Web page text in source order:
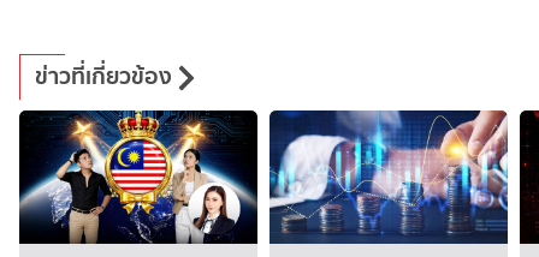
ข่าวที่เกี่ยวข้อง